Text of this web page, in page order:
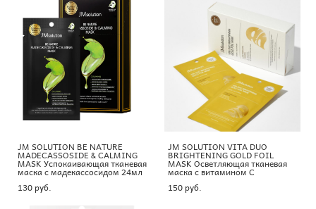
JM SOLUTION BE NATURE
MADECASSOSIDE & CALMING
MASK Успокаивающая тканевая
маска с мадекассосидом 24мл
130 pуб.
JM SOLUTION VITA DUO
BRIGHTENING GOLD FOIL
MASK Осветляющая тканевая
маска с витамином С
150 pуб.